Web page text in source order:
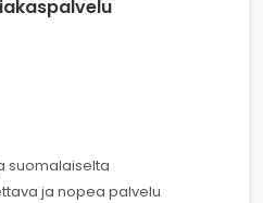
suomalaiselta
ja nopea palvelu